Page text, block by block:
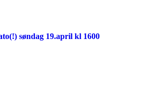
søndag 19.april kl 1600